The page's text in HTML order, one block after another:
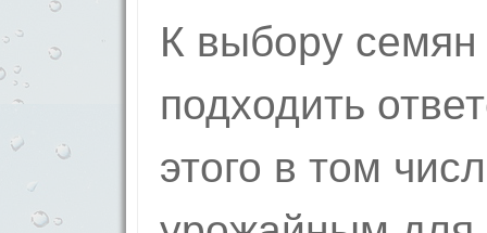
К выбору
подходить
этого в том